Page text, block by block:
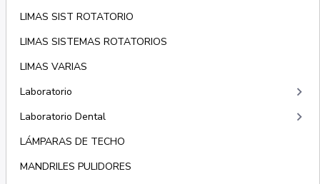
LIMAS SIST ROTATORIO
LIMAS SISTEMAS ROTATORIOS
LIMAS VARIAS
Laboratorio
keyboard_arrow_right
Laboratorio Dental keyboard_arrow_right
LÁMPARAS DE TECHO
MANDRILES PULIDORES